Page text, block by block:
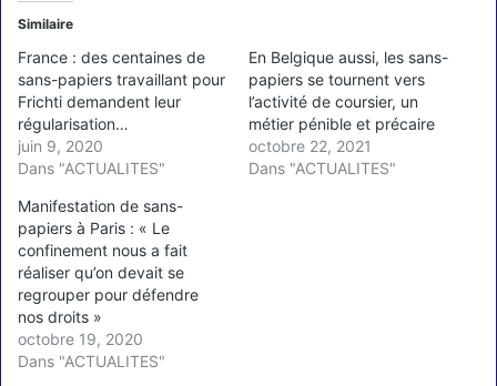
Similaire
France : des centaines de
sans-papiers travaillant pour
Frichti demandent leur
régularisation…
juin 9, 2020
Dans "ACTUALITES"
En Belgique aussi, les sans-
papiers se tournent vers
l’activité de coursier, un
métier pénible et précaire
octobre 22, 2021
Dans "ACTUALITES"
Manifestation de sans-
papiers à Paris : « Le
confinement nous a fait
réaliser qu’on devait se
regrouper pour défendre
nos droits »
octobre 19, 2020
Dans "ACTUALITES"